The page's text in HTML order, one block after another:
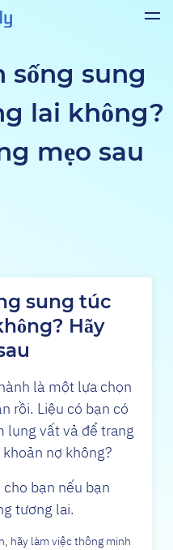
sống sung
lai không?
mẹo sau
sung túc
Hãy
là một lựa chọn
rồi. Liệu có bạn có
lụng vất vả để trang
nợ không?
bạn nếu bạn
tương lai.
hãy làm việc thông minh